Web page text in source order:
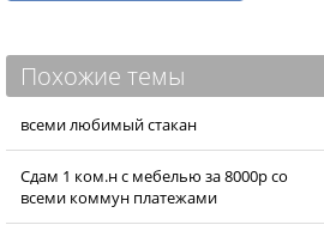
Похожие темы
всеми любимый стакан
Сдам 1 ком.н с мебелью за 8000р со
всеми коммун платежами